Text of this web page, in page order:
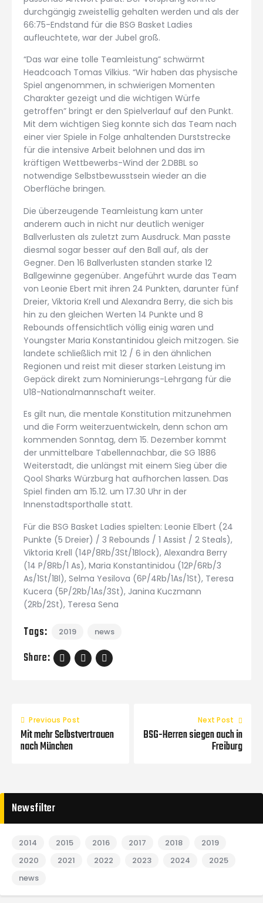
durchgängig zweistellig gehalten werden und als der
66:75-Endstand für die BSG Basket Ladies
aufleuchtete, war der Jubel groß.
“Das war eine tolle Teamleistung” schwärmt
Headcoach Tomas Vilkius. “Wir haben das physische
Spiel angenommen, in schwierigen Momenten
Charakter gezeigt und die wichtigen Würfe
getroffen” bringt er den Spielverlauf auf den Punkt.
Mit dem wichtigen Sieg konnte sich das Team nach
einer vier Spiele in Folge anhaltenden Durststrecke
für die intensive Arbeit belohnen und das im
kräftigen Wettbewerbs-Wind der 2.DBBL so
notwendige Selbstbewusstsein wieder an die
Oberfläche bringen.
Die überzeugende Teamleistung kam unter
anderem auch in nicht nur deutlich weniger
Ballverlusten als zuletzt zum Ausdruck. Man passte
diesmal sogar besser auf den Ball auf, als der
Gegner. Den 16 Ballverlusten standen starke 12
Ballgewinne gegenüber. Angeführt wurde das Team
von Leonie Ebert mit ihren 24 Punkten, darunter fünf
Dreier, Viktoria Krell und Alexandra Berry, die sich bis
hin zu den gleichen Werten 14 Punkte und 8
Rebounds offensichtlich völlig einig waren und
Youngster Maria Konstantinidou gleich mitzogen. Sie
landete schließlich mit 12 / 6 in den ähnlichen
Regionen und reist mit dieser starken Leistung im
Gepäck direkt zum Nominierungs-Lehrgang für die
U18-Nationalmannschaft weiter.
Es gilt nun, die mentale Konstitution mitzunehmen
und die Form weiterzuentwickeln, denn schon am
kommenden Sonntag, dem 15. Dezember kommt
der unmittelbare Tabellennachbar, die SG 1886
Weiterstadt, die unlängst mit einem Sieg über die
Qool Sharks Würzburg hat aufhorchen lassen. Das
Spiel finden am 15.12. um 17.30 Uhr in der
Innenstadtsporthalle statt.
Für die BSG Basket Ladies spielten: Leonie Elbert (24
Punkte (5 Dreier) / 3 Rebounds / 1 Assist / 2 Steals),
Viktoria Krell (14P/8Rb/3St/1Block), Alexandra Berry
(14 P/8Rb/1 As), Maria Konstantinidou (12P/6Rb/3
As/1St/1Bl), Selma Yesilova (6P/4Rb/1As/1St), Teresa
Kucera (5P/2Rb/1As/3St), Janina Kuczmann
(2Rb/2St), Teresa Sena
Tags: 2019 news
Share:
Previous Post
Mit mehr Selbstvertrauen
nach München
Next Post
BSG-Herren siegen auch in
Freiburg
Newsfilter
2014 2015 2016 2017 2018
2019
2020
2021 2022 2023 2024
2025
news